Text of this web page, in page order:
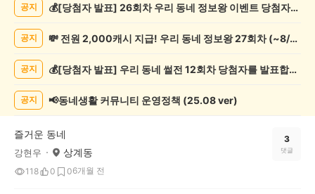
화/
글
공지 💰[당첨자 발표] 26회차 우리 동네 정보왕 이벤트 당첨자를 발표합니다!
공지 💸 전원 2,000캐시 지급! 우리 동네 정보왕 27회차 (~8/10)
공지 💰[당첨자 발표] 우리 동네 썰전 12회차 당첨자를 발표합니다!
공지 📢동네생활 커뮤니티 운영정책 (25.08 ver)
즐거운 동네
강현우 상계동
118 0 06개월 전
3
댓글